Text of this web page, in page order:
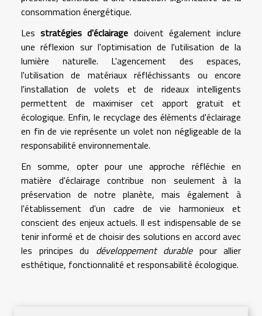
consommation énergétique.
Lesstratégies d'éclairage doivent également inclure
une réflexion sur l'optimisation de l'utilisation de la
lumière naturelle. L'agencement des espaces,
l'utilisation de matériaux réfléchissants ou encore
l'installation de volets et de rideaux intelligents
permettent de maximiser cet apport gratuit et
écologique. Enfin, le recyclage des éléments d'éclairage
en fin de vie représente un volet non négligeable de la
responsabilité environnementale.
En somme, opter pour une approche réfléchie en
matière d'éclairage contribue non seulement à la
préservation de notre planète, mais également à
l'établissement d'un cadre de vie harmonieux et
conscient des enjeux actuels. Il est indispensable de se
tenir informé et de choisir des solutions en accord avec
les principes du développement durablepour allier
esthétique, fonctionnalité et responsabilité écologique.